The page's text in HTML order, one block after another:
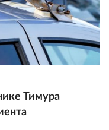
Тимура